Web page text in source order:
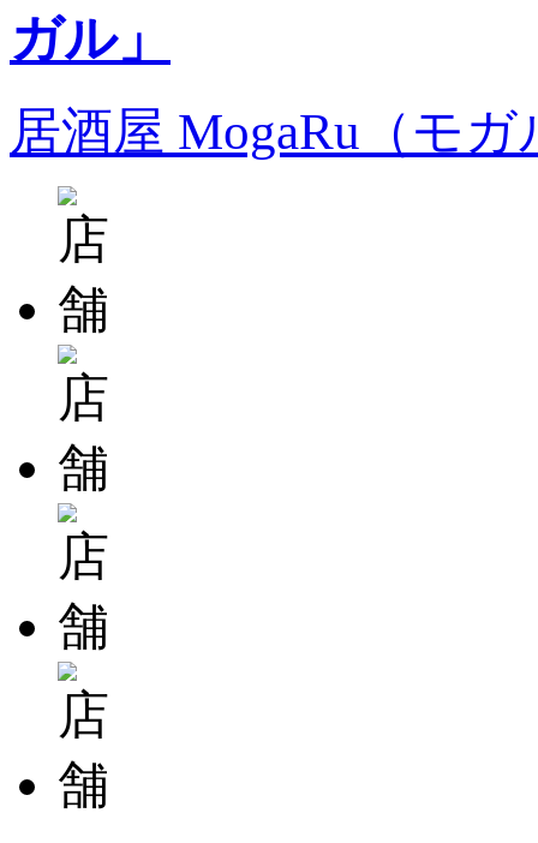
居酒屋 MogaRu（モ